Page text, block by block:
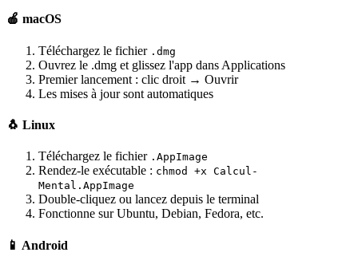
🍎 macOS
Téléchargez le fichier .dmg
Ouvrez le .dmg et glissez l'app dans Applications
Premier lancement : clic droit → Ouvrir
Les mises à jour sont automatiques
🐧 Linux
Téléchargez le fichier .AppImage
Rendez-le exécutable : chmod +x Calcul-
Mental.AppImage
Double-cliquez ou lancez depuis le terminal
Fonctionne sur Ubuntu, Debian, Fedora, etc.
📱 Android